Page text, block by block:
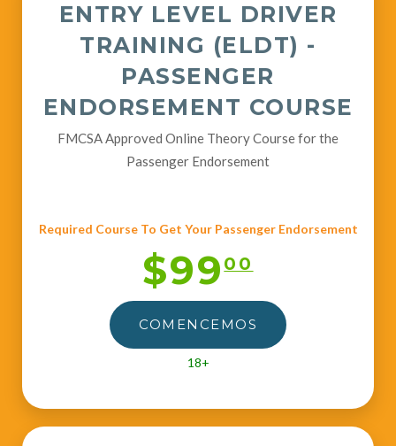
ENTRY LEVEL DRIVER
TRAINING (ELDT) -
PASSENGER
ENDORSEMENT COURSE
FMCSA Approved Online Theory Course for the
Passenger Endorsement
Required Course To Get Your Passenger Endorsement
$9900
COMENCEMOS
18+